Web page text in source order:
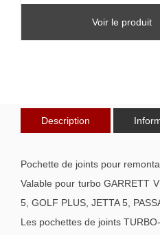
Voir le produit
Description
Pochette de joints pour
Valable pour turbo GARRETT
5, GOLF PLUS, JETTA 5,
Les pochettes de joints